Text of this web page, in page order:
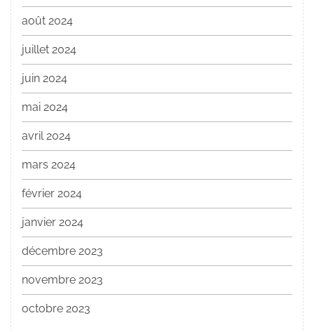
août 2024
juillet 2024
juin 2024
mai 2024
avril 2024
mars 2024
février 2024
janvier 2024
décembre 2023
novembre 2023
octobre 2023